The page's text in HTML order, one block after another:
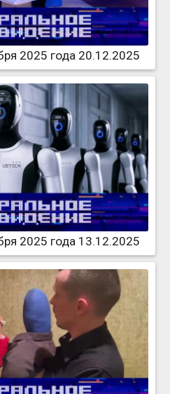
2025 года 20.12.2025
2025 года 13.12.2025